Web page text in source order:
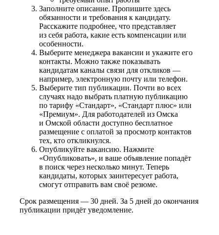
Заполните описание. Пропишите здесь
обязанности и требования к кандидату.
Расскажите подробнее, что представляет
из себя работа, какие есть компенсации или
особенности.
Выберите менеджера вакансии и укажите его
контакты. Можно также показывать
кандидатам каналы связи для откликов —
например, электронную почту или телефон.
Выберите тип публикации. Почти во всех
случаях надо выбрать платную публикацию
по тарифу «Стандарт», «Стандарт плюс» или
«Премиум». Для работодателей из Омска
и Омской области доступно бесплатное
размещение с оплатой за просмотр контактов
тех, кто откликнулся.
Опубликуйте вакансию. Нажмите
«Опубликовать», и ваше объявление попадёт
в поиск через несколько минут. Теперь
кандидаты, которых заинтересует работа,
смогут отправить вам своё резюме.
Срок размещения — 30 дней. За 5 дней до окончания
публикации придёт уведомление.